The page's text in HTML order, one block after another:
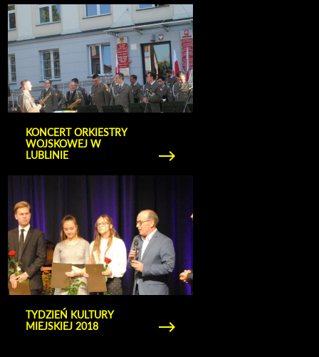
KONCERT ORKIESTRY
WOJSKOWEJ W
LUBLINIE
Obejrzyj galerię zdjęć Koncert Orkiestry
Wojskowej w Lublinie
TYDZIEŃ KULTURY
MIEJSKIEJ 2018